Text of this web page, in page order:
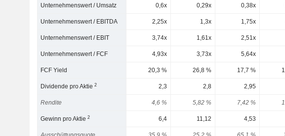
Unternehmenswert / Umsatz 0,6x 0,29x 0,38x
Unternehmenswert / EBITDA 2,25x 1,3x 1,75x
Unternehmenswert / EBIT 3,74x 1,61x 2,51x
Unternehmenswert / FCF 4,93x 3,73x 5,64x
FCF Yield 20,3 % 26,8 % 17,7 %
Dividende pro Aktie2 2,3 2,8 2,95
Rendite 4,6 % 5,82 % 7,42 %
Gewinn pro Aktie2 6,4 11,12 4,53